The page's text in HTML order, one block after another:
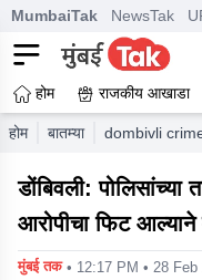
MumbaiTak NewsTak
होम राजकीय आखाडा
होम बातम्या dombivli
डोंबिवली: पोलिसांच्या
आरोपीचा फिट आल्याने
मुंबई तक • 12:17 PM • 28 Feb